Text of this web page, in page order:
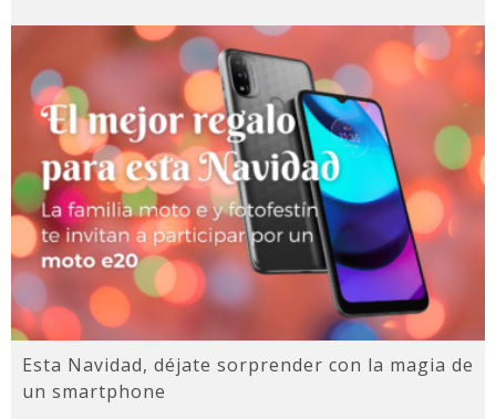
Esta Navidad, déjate sorprender con la magia de
un smartphone